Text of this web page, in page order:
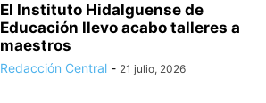
El Instituto Hidalguense de
Educación llevo acabo talleres a
maestros
Redacción Central - 21 julio, 2026